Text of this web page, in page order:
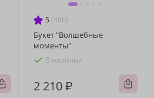
5 (466)
Букет "Волшебные
моменты"
В наличии
2 210 ₽